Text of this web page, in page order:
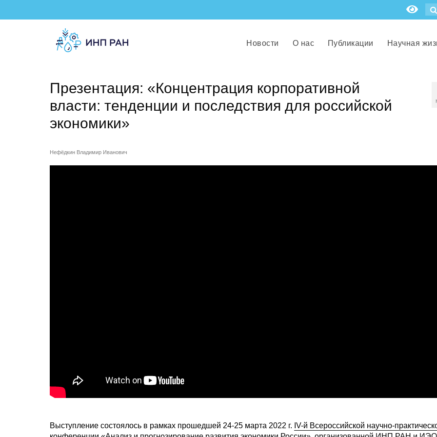
Новости О нас Публикации Научная
Презентация: «Концентрация корпоративной
власти: тенденции и последствия для российской
экономики»
Нефёдкин Владимир Иванович
Выступление состоялось в рамках прошедшей 24-25 марта 2022 г. IV-й Всероссийской научно-